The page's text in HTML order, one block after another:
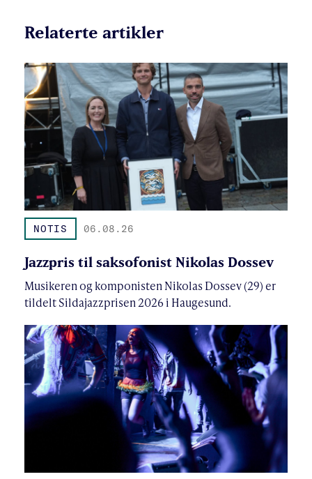
Relaterte artikler
NOTIS 06.08.26
Jazzpris til saksofonist Nikolas Dossev
Musikeren og komponisten Nikolas Dossev (29) er
tildelt Sildajazzprisen 2026 i Haugesund.